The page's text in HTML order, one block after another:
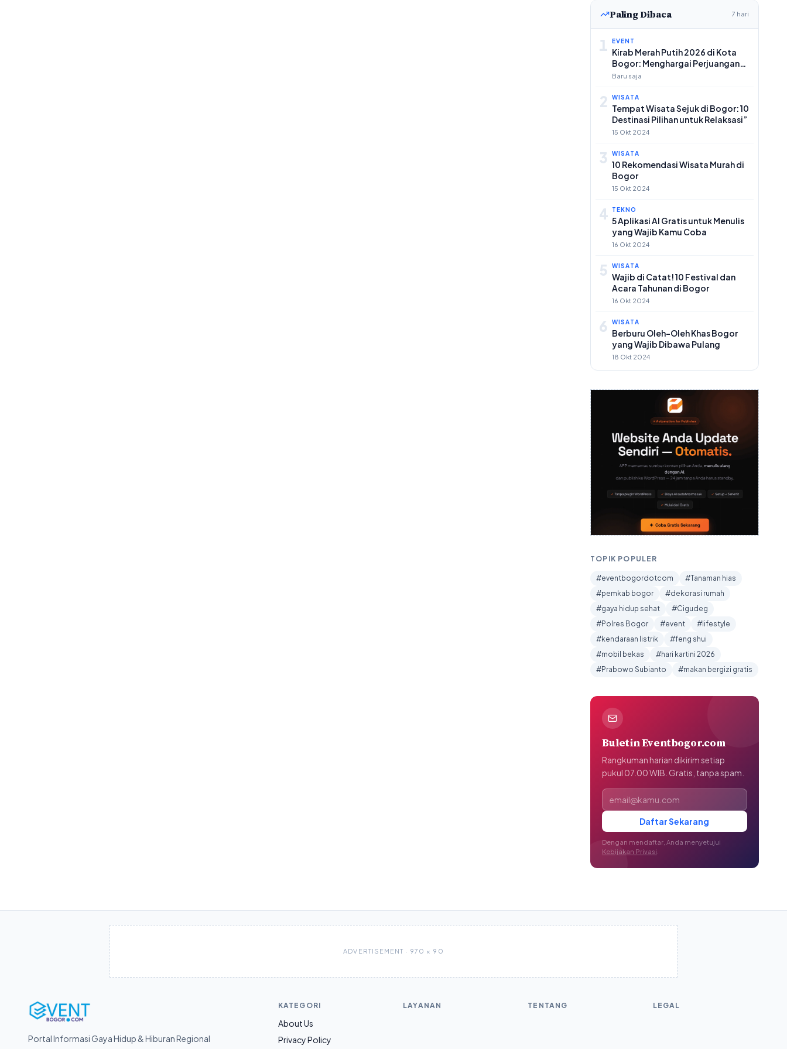
Paling Dibaca 7 hari
1 EVENT
Kirab Merah Putih 2026 di Kota
Bogor: Menghargai Perjuangan
dan Menanamkan Nilai-Nilai
Baru saja
2 WISATA
Tempat Wisata Sejuk di Bogor: 10
Destinasi Pilihan untuk Relaksasi”
15 Okt 2024
3 WISATA
10 Rekomendasi Wisata Murah di
Bogor
15 Okt 2024
4 TEKNO
5 Aplikasi AI Gratis untuk Menulis
yang Wajib Kamu Coba
16 Okt 2024
5 WISATA
Wajib di Catat! 10 Festival dan
Acara Tahunan di Bogor
16 Okt 2024
6 WISATA
Berburu Oleh-Oleh Khas Bogor
yang Wajib Dibawa Pulang
18 Okt 2024
TOPIK POPULER
#eventbogordotcom
#Tanaman hias
#pemkab bogor
#dekorasi rumah
#gaya hidup sehat
#Cigudeg
#Polres Bogor
#event
#lifestyle
#kendaraan listrik
#feng shui
#mobil bekas
#hari kartini 2026
#Prabowo Subianto
#makan bergizi gratis
Buletin Eventbogor.com
Rangkuman harian dikirim setiap
pukul 07.00 WIB. Gratis, tanpa spam.
Alamat email
Daftar Sekarang
Dengan mendaftar, Anda menyetujui
Kebijakan Privasi
ADVERTISEMENT · 970 × 90
Portal Informasi Gaya Hidup & Hiburan Regional
KATEGORI
About Us
Privacy Policy
LAYANAN TENTANG LEGAL